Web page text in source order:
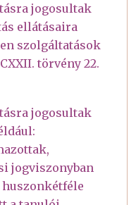
jogosultak
ellátásaira
szolgáltatások
törvény 22.
jogosultak
jogviszonyban